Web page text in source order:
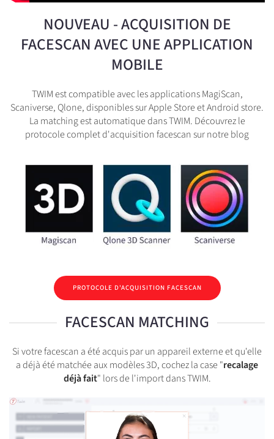
NOUVEAU - ACQUISITION DE
FACESCAN AVEC UNE APPLICATION
MOBILE
TWIM est compatible avec les applications MagiScan,
Scaniverse, Qlone, disponibles sur Apple Store et Android store.
La matching est automatique dans TWIM. Découvrez le
protocole complet d'acquisition facescan sur notre blog
PROTOCOLE D'ACQUISITION FACESCAN
FACESCAN MATCHING
Si votre facescan a été acquis par un appareil externe et qu'elle
a déjà été matchée aux modèles 3D, cochez la case "recalage
déjà fait" lors de l'import dans TWIM.